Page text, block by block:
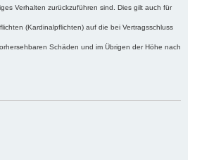
Verhalten zurückzuführen sind. Dies gilt auch für
(Kardinalpflichten) auf die bei Vertragsschluss
Schäden und im Übrigen der Höhe nach